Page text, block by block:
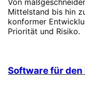
Von
Mittelstand bis hin
konformer
Priorität und Risiko.
Software für